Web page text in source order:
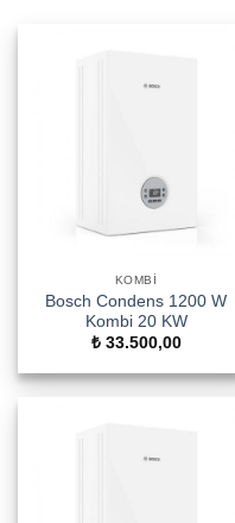
KOMBI
Bosch Condens 1200 W
Kombi 20 KW
₺33.500,00